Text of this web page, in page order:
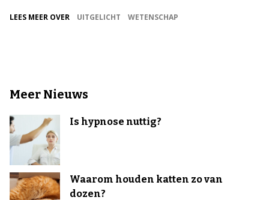
LEES MEER OVER UITGELICHT WETENSCHAP
Meer Nieuws
Is hypnose nuttig?
Waarom houden katten zo van
dozen?